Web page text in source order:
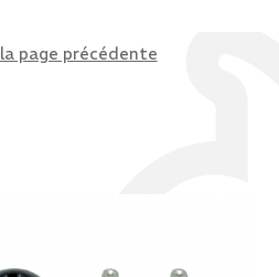
page précédente